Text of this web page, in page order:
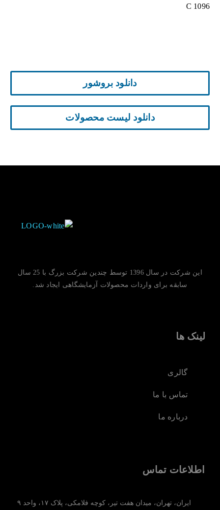
C 1096
دانلود بروشور
دانلود لیست محصولات
این شرکت در سال 1396 توسط چندین شرکت بزرگ با 25 سال
سابقه برای واردات محصولات آزمایشگاهی ایجاد شد.
لینک ها
گالری
تماس با ما
درباره ما
اطلاعات تماس
ایران، تهران، میدان هفت تیر، کوچه فلامکی، پلاک ۱۷، واحد ۹